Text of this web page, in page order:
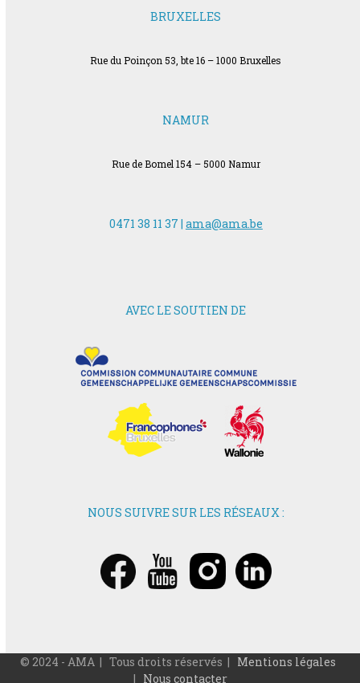
BRUXELLES
Rue du Poinçon 53, bte 16 – 1000 Bruxelles
NAMUR
Rue de Bomel 154 – 5000 Namur
0471 38 11 37 | ama@ama.be
AVEC LE SOUTIEN DE
NOUS SUIVRE SUR LES RÉSEAUX :
© 2024 - AMA | Tous droits réservés | Mentions légales
| Nous contacter